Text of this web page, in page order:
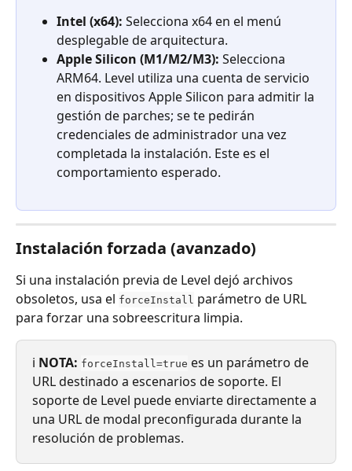
Intel (x64): Selecciona x64 en el menú
desplegable de arquitectura.
Apple Silicon (M1/M2/M3): Selecciona
ARM64. Level utiliza una cuenta de servicio
en dispositivos Apple Silicon para admitir la
gestión de parches; se te pedirán
credenciales de administrador una vez
completada la instalación. Este es el
comportamiento esperado.
Instalación forzada (avanzado)
Si una instalación previa de Level dejó archivos
obsoletos, usa el forceInstall parámetro de URL
para forzar una sobreescritura limpia.
ℹ️ NOTA: forceInstall=true es un parámetro de
URL destinado a escenarios de soporte. El
soporte de Level puede enviarte directamente a
una URL de modal preconfigurada durante la
resolución de problemas.